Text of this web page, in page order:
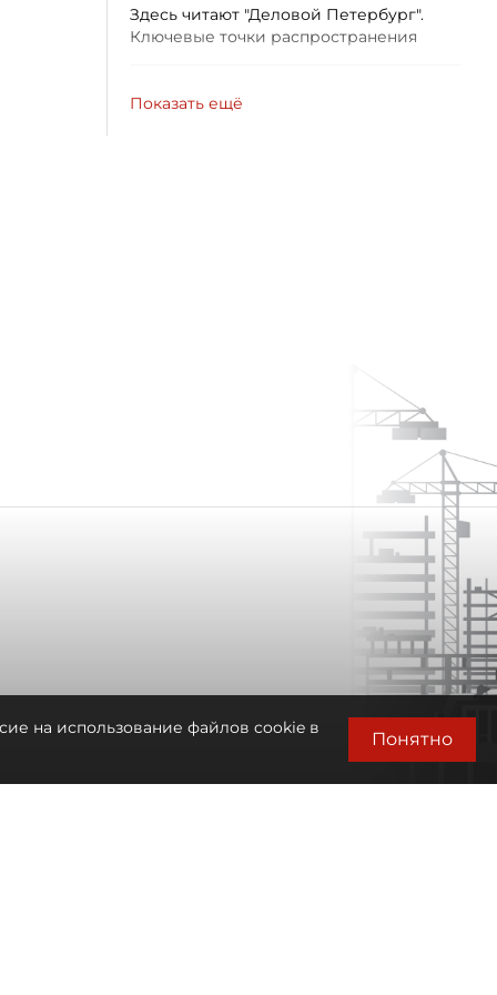
Здесь читают "Деловой Петербург".
Ключевые точки распространения
Показать ещё
на использование файлов cookie в
Понятно